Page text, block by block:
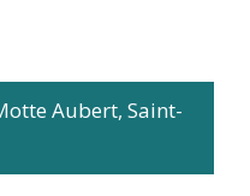
Aubert, Saint-